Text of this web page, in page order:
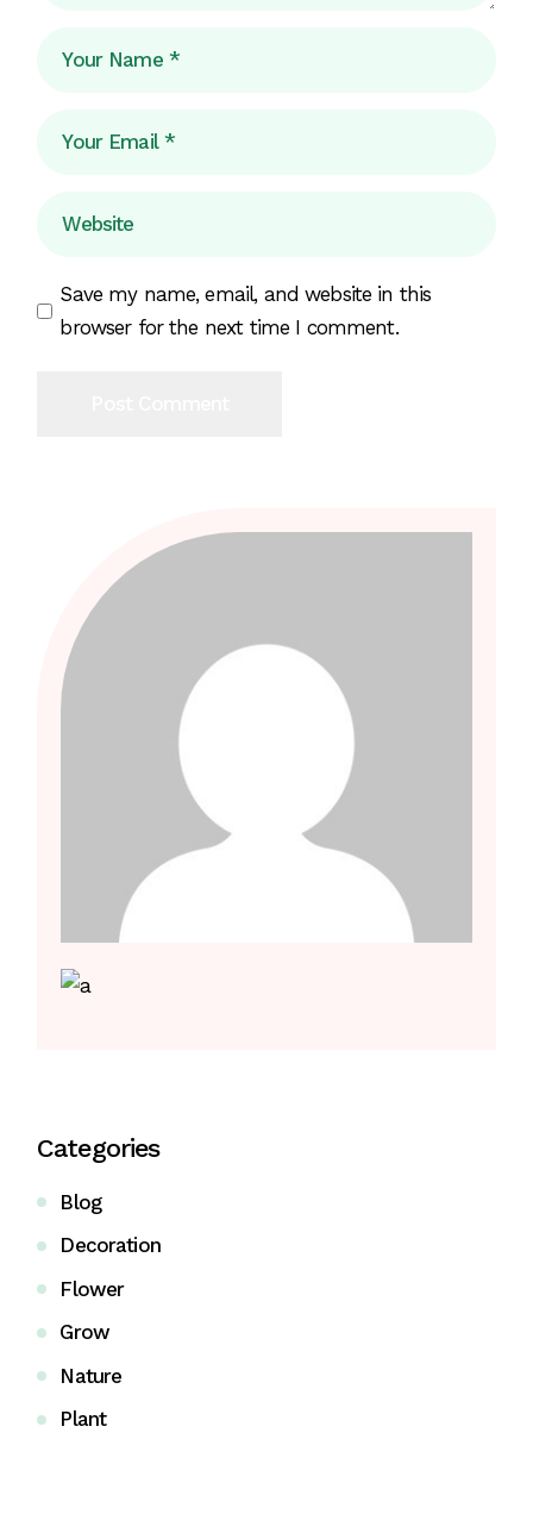
Save my name, email, and website in this
browser for the next time I comment.
Categories
Blog
Decoration
Flower
Grow
Nature
Plant